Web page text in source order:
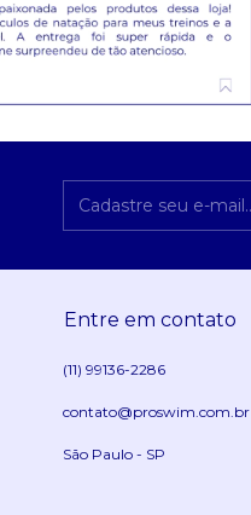
Entre em contato
(11) 99136-2286
contato@proswim.com.br
São Paulo - SP